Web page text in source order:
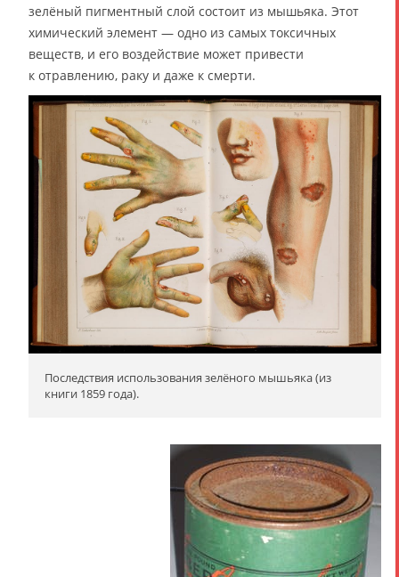
зелёный пигментный слой состоит из мышьяка. Этот
химический элемент — одно из самых токсичных
веществ, и его воздействие может привести
к отравлению, раку и даже к смерти.
Последствия использования зелёного мышьяка (из
книги 1859 года).